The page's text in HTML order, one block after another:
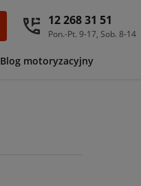
12 268 31 51
Pon.-Pt. 9-17, Sob. 8-14
Blog motoryzacyjny